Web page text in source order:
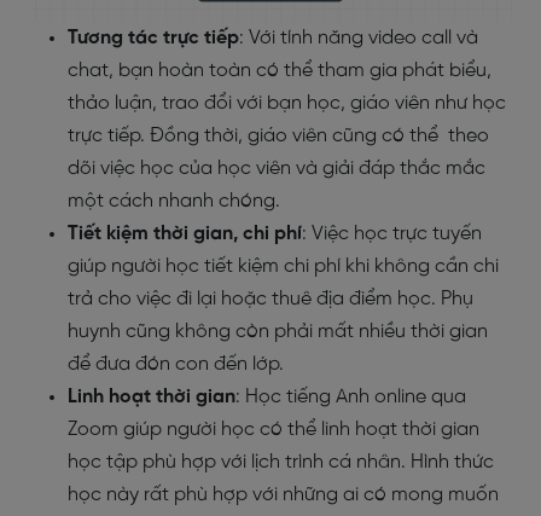
Tương tác trực tiếp: Với tính năng video call và
chat, bạn hoàn toàn có thể tham gia phát biểu,
thảo luận, trao đổi với bạn học, giáo viên như học
trực tiếp. Đồng thời, giáo viên cũng có thể theo
dõi việc học của học viên và giải đáp thắc mắc
một cách nhanh chóng.
Tiết kiệm thời gian, chi phí: Việc học trực tuyến
giúp người học tiết kiệm chi phí khi không cần chi
trả cho việc đi lại hoặc thuê địa điểm học. Phụ
huynh cũng không còn phải mất nhiều thời gian
để đưa đón con đến lớp.
Linh hoạt thời gian: Học tiếng Anh online qua
Zoom giúp người học có thể linh hoạt thời gian
học tập phù hợp với lịch trình cá nhân. Hình thức
học này rất phù hợp với những ai có mong muốn